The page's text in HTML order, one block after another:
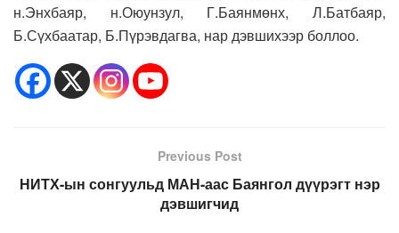
н.Энхбаяр, н.Оюунзул, Г.Баянмөнх, Л.Батбаяр,
Б.Сүхбаатар, Б.Пүрэвдагва, нар дэвшихээр боллоо.
Previous Post
НИТХ-ын сонгуульд МАН-аас Баянгол дүүрэгт нэр
дэвшигчид